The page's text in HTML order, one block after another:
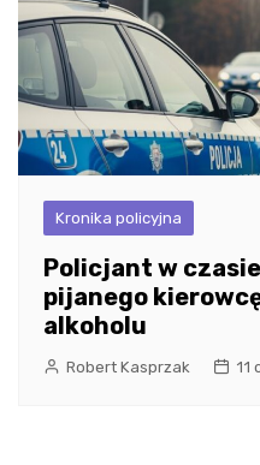
Kronika policyjna
Policjant w
pijanego
alkoholu
Robert Kasprzak 11